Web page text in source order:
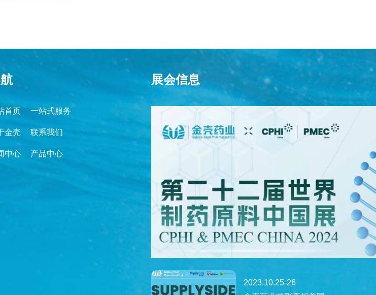
首页 一站式服务
金壳 联系我们
中心 产品中心
展会信息
2023.10.25-26